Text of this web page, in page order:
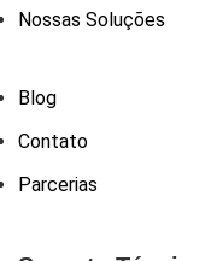
Nossas Soluções
Blog
Contato
Parcerias